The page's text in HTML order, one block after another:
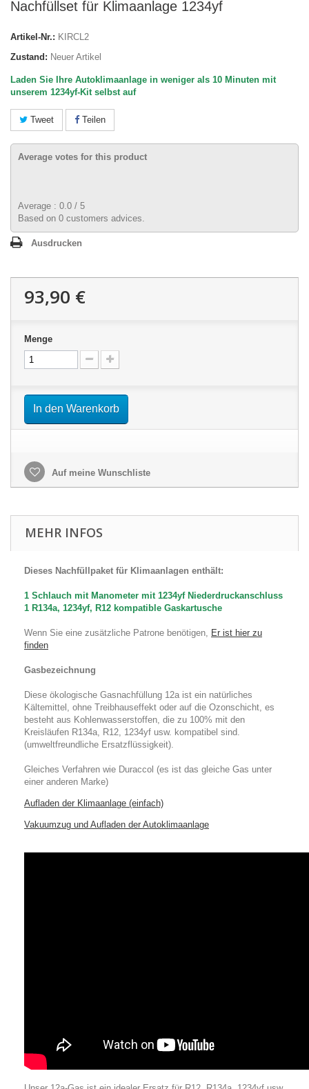
Nachfüllset für Klimaanlage 1234yf
Artikel-Nr.: KIRCL2
Zustand: Neuer Artikel
Laden Sie Ihre Autoklimaanlage in weniger als 10 Minuten mit
unserem 1234yf-Kit selbst auf
Tweet Teilen
Average votes for this product
Average : 0.0 / 5
Based on 0 customers advices.
Ausdrucken
93,90 €
Menge
In den Warenkorb
Auf meine Wunschliste
MEHR INFOS
Dieses Nachfüllpaket für Klimaanlagen enthält:
1 Schlauch mit Manometer mit 1234yf Niederdruckanschluss
1 R134a, 1234yf, R12 kompatible Gaskartusche
Wenn Sie eine zusätzliche Patrone benötigen, Er ist hier zu
finden
Gasbezeichnung
Diese ökologische Gasnachfüllung 12a ist ein natürliches
Kältemittel, ohne Treibhauseffekt oder auf die Ozonschicht, es
besteht aus Kohlenwasserstoffen, die zu 100% mit den
Kreisläufen R134a, R12, 1234yf usw. kompatibel sind.
(umweltfreundliche Ersatzflüssigkeit).
Gleiches Verfahren wie Duraccol (es ist das gleiche Gas unter
einer anderen Marke)
Aufladen der Klimaanlage (einfach)
Vakuumzug und Aufladen der Autoklimaanlage